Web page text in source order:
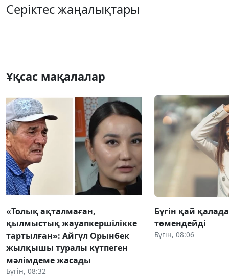
Серіктес жаңалықтары
Ұқсас мақалалар
«Толық ақталмаған,
қылмыстық жауапкершілікке
тартылған»: Айгүл Орынбек
жылқышы туралы күтпеген
мәлімдеме жасады
Бүгін, 08:32
Бүгін қай
төмендейді
Бүгін, 08:06